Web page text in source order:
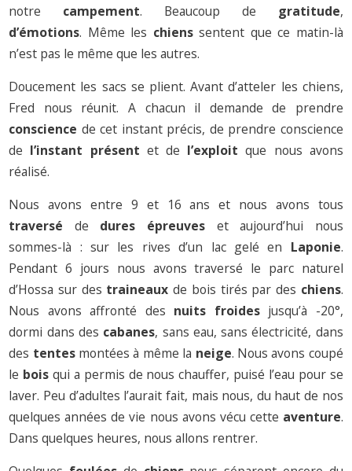
notre campement. Beaucoup de gratitude,
d’émotions. Même les chienssentent que ce matin-là
n’est pas le même que les autres.
Doucement les sacs se plient. Avant d’atteler les chiens,
Fred nous réunit. A chacun il demande de prendre
conscience de cet instant précis, de prendre conscience
de l’instant présent et de l’exploit que nous avons
réalisé.
Nous avons entre 9 et 16 ans et nous avons tous
traversé de dures épreuves et aujourd’hui nous
sommes-là : sur les rives d’un lac gelé en Laponie.
Pendant 6 jours nous avons traversé le parc naturel
d’Hossa sur des traineaux de bois tirés par des chiens.
Nous avons affronté des nuits froidesjusqu’à -20°,
dormi dans des cabanes, sans eau, sans électricité, dans
des tentesmontées à même la neige. Nous avons coupé
le bois qui a permis de nous chauffer, puisé l’eau pour se
laver. Peu d’adultes l’aurait fait, mais nous, du haut de nos
quelques années de vie nous avons vécu cette aventure.
Dans quelques heures, nous allons rentrer.